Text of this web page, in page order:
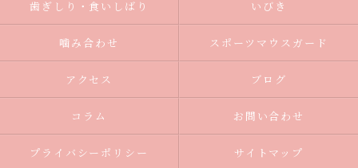
歯ぎしり・食いしばり いびき
噛み合わせ スポーツマウスガード
アクセス ブログ
コラム お問い合わせ
プライバシーポリシー サイトマップ